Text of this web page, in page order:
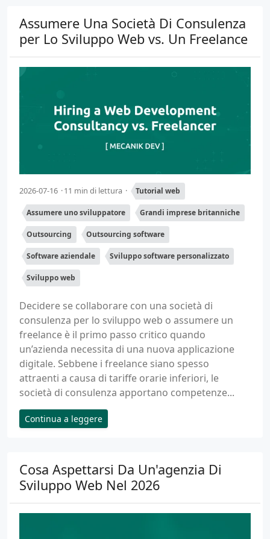
Assumere Una Società Di Consulenza
per Lo Sviluppo Web vs. Un Freelance
2026-07-16 11 min di lettura Tutorial web
Assumere uno sviluppatore Grandi imprese britanniche
Outsourcing Outsourcing software
Software aziendale Sviluppo software personalizzato
Sviluppo web
Decidere se collaborare con una società di
consulenza per lo sviluppo web o assumere un
freelance è il primo passo critico quando
un’azienda necessita di una nuova applicazione
digitale. Sebbene i freelance siano spesso
attraenti a causa di tariffe orarie inferiori, le
società di consulenza apportano competenze...
Continua a leggere
Cosa Aspettarsi Da Un'agenzia Di
Sviluppo Web Nel 2026